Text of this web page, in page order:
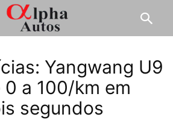
Yangwang U9
a 100/km em
segundos